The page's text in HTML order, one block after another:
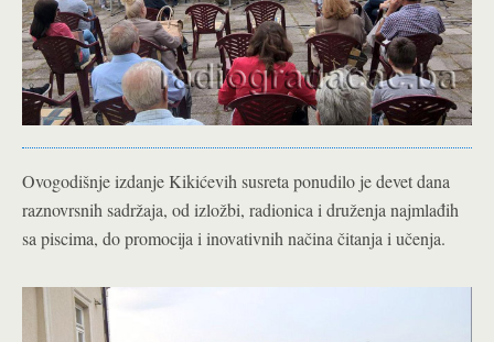
Ovogodišnje izdanje Kikićevih susreta ponudilo je devet dana
raznovrsnih sadržaja, od izložbi, radionica i druženja najmlađih
sa piscima, do promocija i inovativnih načina čitanja i učenja.